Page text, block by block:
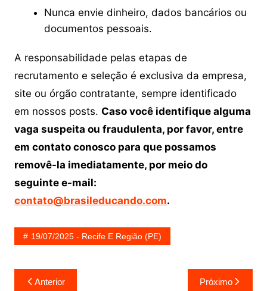
Nunca envie dinheiro, dados bancários ou
documentos pessoais.
A responsabilidade pelas etapas de
recrutamento e seleção é exclusiva da empresa,
site ou órgão contratante, sempre identificado
em nossos posts. Caso você identifique alguma
vaga suspeita ou fraudulenta, por favor, entre
em contato conosco para que possamos
removê-la imediatamente, por meio do
seguinte e-mail:
contato@brasileducando.com.
19/07/2025 - Recife E Região (PE)
Navegação
Anterior Próximo